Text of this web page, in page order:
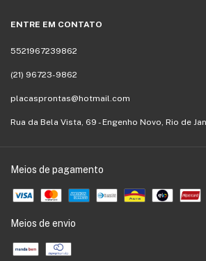
ENTRE EM CONTATO
5521967239862
(21) 96723-9862
placasprontas@hotmail.com
Rua da Bela Vista, 69 - Engenho Novo, Rio de
Meios de pagamento
Meios de envio